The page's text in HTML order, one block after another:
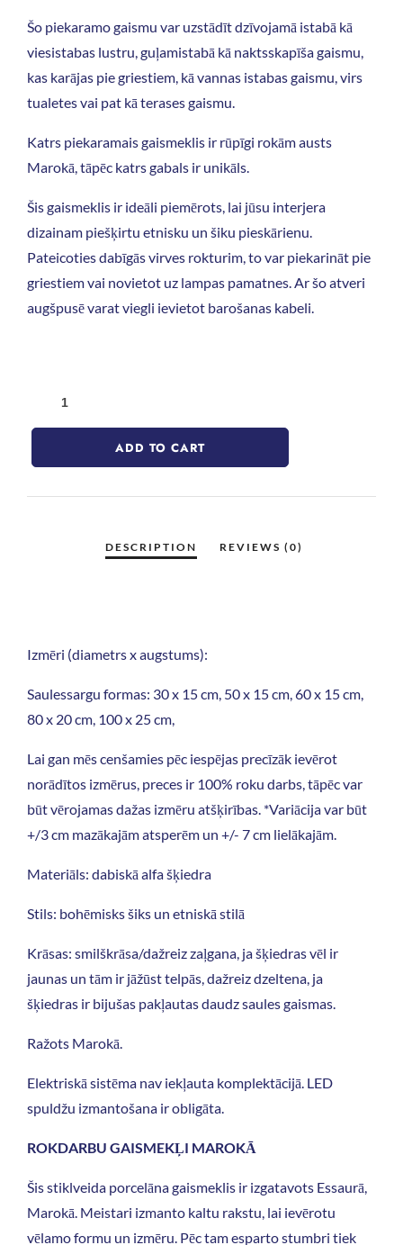
Šo piekaramo gaismu var uzstādīt dzīvojamā istabā kā
viesistabas lustru, guļamistabā kā naktsskapīša gaismu,
kas karājas pie griestiem, kā vannas istabas gaismu, virs
tualetes vai pat kā terases gaismu.
Katrs piekaramais gaismeklis ir rūpīgi rokām austs
Marokā, tāpēc katrs gabals ir unikāls.
Šis gaismeklis ir ideāli piemērots, lai jūsu interjera
dizainam piešķirtu etnisku un šiku pieskārienu.
Pateicoties dabīgās virves rokturim, to var piekarināt pie
griestiem vai novietot uz lampas pamatnes. Ar šo atveri
augšpusē varat viegli ievietot barošanas kabeli.
ADD TO CART
Izmēri (diametrs x augstums):
Saulessargu formas: 30 x 15 cm, 50 x 15 cm, 60 x 15 cm,
80 x 20 cm, 100 x 25 cm,
Lai gan mēs cenšamies pēc iespējas precīzāk ievērot
norādītos izmērus, preces ir 100% roku darbs, tāpēc var
būt vērojamas dažas izmēru atšķirības. *Variācija var būt
+/3 cm mazākajām atsperēm un +/- 7 cm lielākajām.
Materiāls: dabiskā alfa šķiedra
Stils: bohēmisks šiks un etniskā stilā
Krāsas: smilškrāsa/dažreiz zaļgana, ja šķiedras vēl ir
jaunas un tām ir jāžūst telpās, dažreiz dzeltena, ja
šķiedras ir bijušas pakļautas daudz saules gaismas.
Ražots Marokā.
Elektriskā sistēma nav iekļauta komplektācijā. LED
spuldžu izmantošana ir obligāta.
ROKDARBU GAISMEKĻI MAROKĀ
Šis stiklveida porcelāna gaismeklis ir izgatavots Essaurā,
Marokā. Meistari izmanto kaltu rakstu, lai ievērotu
vēlamo formu un izmēru. Pēc tam esparto stumbri tiek